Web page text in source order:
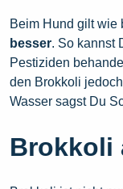
Beim Hund gilt wie
besser. So kannst
Pestiziden
den Brokkoli
Wasser sagst Du
Brokkoli